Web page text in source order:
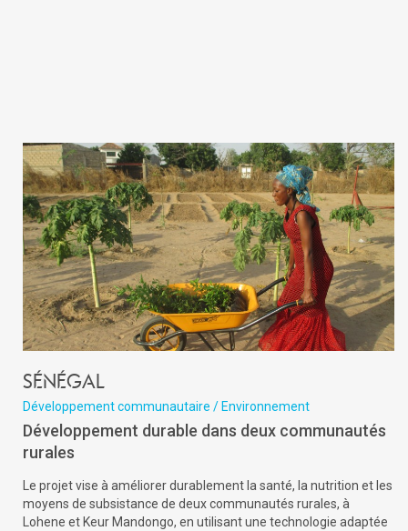
Sénégal
Développement communautaire / Environnement
Développement durable dans deux communautés
rurales
Le projet vise à améliorer durablement la santé, la nutrition et les
moyens de subsistance de deux communautés rurales, à
Lohene et Keur Mandongo, en utilisant une technologie adaptée